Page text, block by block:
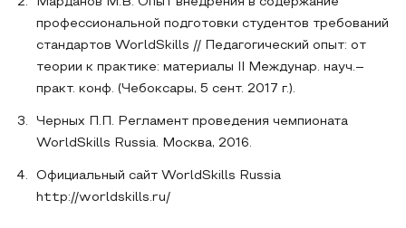
профессиональной подготовки студентов требований
стандартов WorldSkills // Педагогический опыт: от
теории к практике: материалы II Междунар. науч.–
практ. конф. (Чебоксары, 5 сент. 2017 г.).
Черных П.П. Регламент проведения чемпионата
WorldSkills Russia. Москва, 2016.
Официальный сайт WorldSkills Russia
http://worldskills.ru/